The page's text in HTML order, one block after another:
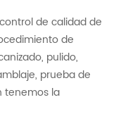
de calidad de
de
pulido,
prueba de
tenemos la